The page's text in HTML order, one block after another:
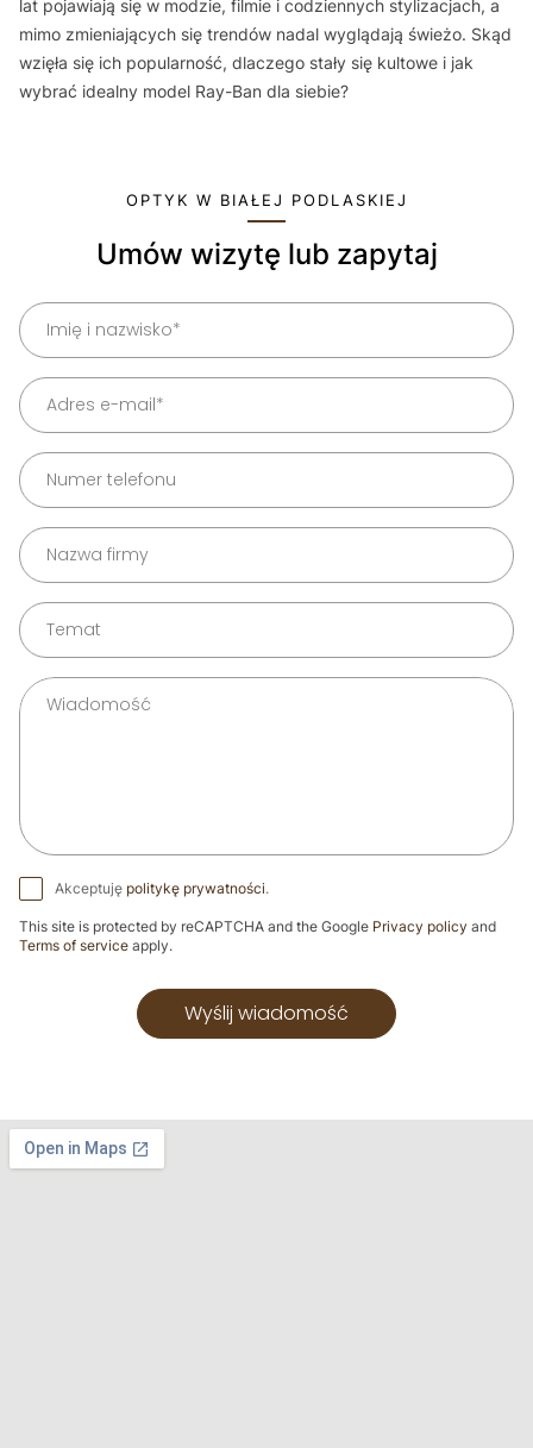
lat pojawiają się w modzie, filmie i codziennych stylizacjach, a
mimo zmieniających się trendów nadal wyglądają świeżo. Skąd
wzięła się ich popularność, dlaczego stały się kultowe i jak
wybrać idealny model Ray-Ban dla siebie?
OPTYK W BIAŁEJ PODLASKIEJ
Umów wizytę lub zapytaj
Akceptuję politykę prywatności.
This site is protected by reCAPTCHA and the Google Privacy policy and
Terms of service apply.
Wyślij wiadomość